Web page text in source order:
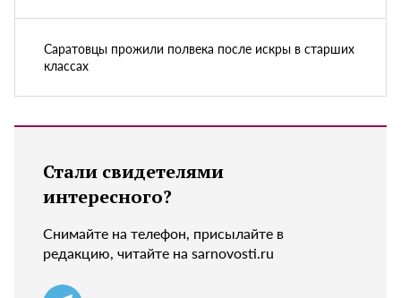
Саратовцы прожили полвека после искры в старших
классах
Стали свидетелями
интересного?
Снимайте на телефон, присылайте в
редакцию, читайте на sarnovosti.ru